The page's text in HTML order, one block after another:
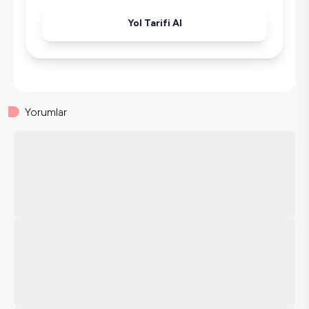
Yol Tarifi Al
Yorumlar